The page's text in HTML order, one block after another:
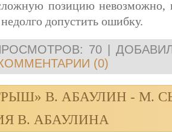
позицию невозможно,
допустить ошибку.
70
(0)
В. АБАУЛИН - М.
В. АБАУЛИНА